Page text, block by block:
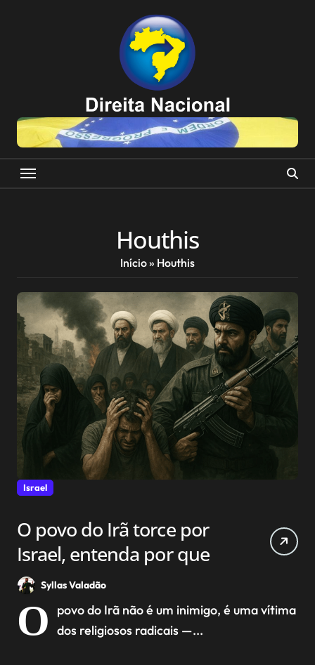
Houthis
Início» Houthis
Israel
O povo do Irã torce por
Israel, entenda por que
Syllas Valadão
O
povo do Irã não é um inimigo, é uma vítima
dos religiosos radicais —...